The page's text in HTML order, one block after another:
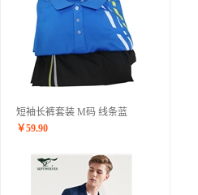
短袖长裤套装 M码 线条蓝
￥59.90